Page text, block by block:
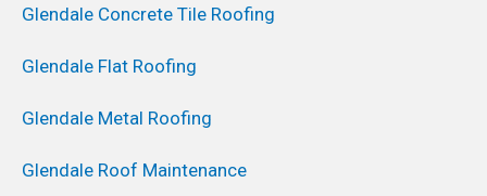
Glendale Concrete Tile Roofing
Glendale Flat Roofing
Glendale Metal Roofing
Glendale Roof Maintenance